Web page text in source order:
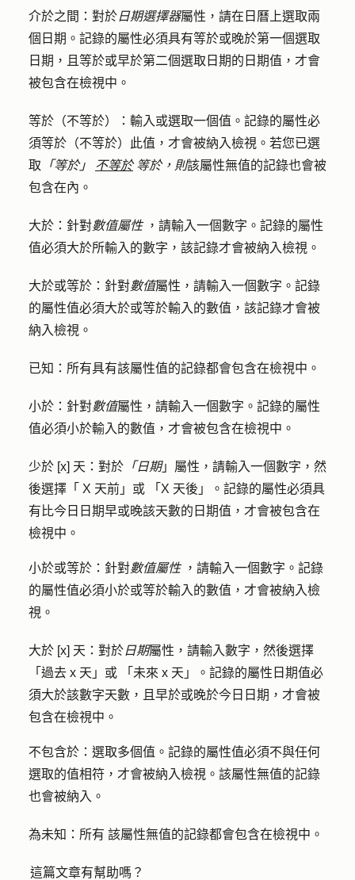
介於之間 ：對於日期選擇器屬性，請在日曆上選取兩
個 日期 。記錄的屬性必須具有等於或晚於第一個選取
日期，且等於或早於第二個選取日期的日期值，才會
被包含在檢視中。
等於（不等於）： 輸入或選取一個值 。記錄的屬性必
須等於（不等於）此值，才會被納入檢視。若您已選
取 「等於」 不等於等於，則該屬性無值的記錄也會被
包含在內。
大於： 針對數值屬性 ，請輸入一個數字。 記錄的屬性
值必須大於所輸入的數字，該記錄才會被納入檢視。
大於或等於： 針對數值屬性，請輸入一個數字 。記錄
的屬性值必須大於或等於輸入的數值，該記錄才會被
納入檢視。
已知： 所有具有該屬性值的記錄都會包含在檢視中。
小於： 針對數值屬性，請輸入一個數字 。記錄的屬性
值必須小於輸入的數值，才會被包含在檢視中。
少於 [x] 天 ：對於 「日期」屬性，請輸入一個數字 ，然
後選擇 「 X 天前」或 「X 天後 」。記錄的屬性必須具
有比今日日期早或晚該天數的日期值，才會被包含在
檢視中。
小於或等於： 針對數值屬性 ，請輸入一個數字。 記錄
的屬性值必須小於或等於輸入的數值，才會被納入檢
視。
大於 [x] 天 ：對於日期屬性，請輸入數字 ，然後選擇
「 過去 x 天」或 「 未來 x 天 」。記錄的屬性日期值必
須大於該數字天數，且早於或晚於今日日期，才會被
包含在檢視中。
不包含於： 選取多個值。 記錄的屬性值必須不與任何
選取的值相符，才會被納入檢視。該屬性無值的記錄
也會被納入。
為未知：所有 該屬性無值的記錄都會包含在檢視中。
這篇文章有幫助嗎？